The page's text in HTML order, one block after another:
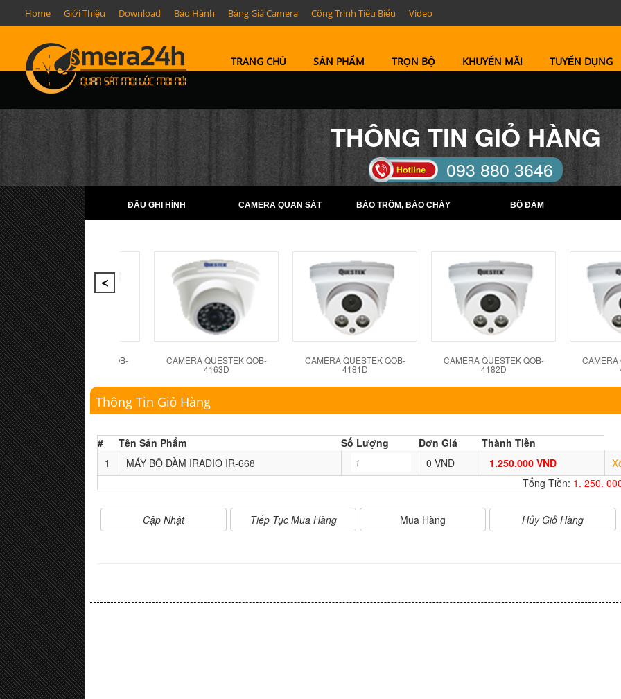
Home Giới Thiệu Download Bảo Hành Bảng Giá Camera Công Trình Tiêu Biểu Video
TRANG CHỦ SẢN PHẨM TRỌN BỘ KHUYẾN MÃI TUYỂN DỤNG
THÔNG TIN GIỎ HÀNG
093 880 3646
TELL: (0274) 6569422 -
(0274) 6569423
ĐẦU GHI HÌNH CAMERA QUAN SÁT BÁO TRỘM, BÁO CHÁY BỘ ĐÀM
CAMERA QUESTEK QOB-
4162D
CAMERA QUESTEK QOB-
4163D
CAMERA QUESTEK QOB-
4181D
CAMERA QUESTEK QOB-
4182D
CAMERA
Thông Tin Giỏ Hàng
# Tên Sản Phẩm Số Lượng Đơn Giá
Thành Tiền
1
MÁY BỘ ĐÀM IRADIO IR-668 0 VNĐ 1.250.000 VNĐ
Tổng Tiền: 1. 250.
Mua Hàng